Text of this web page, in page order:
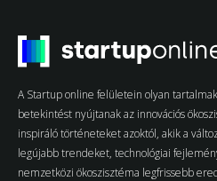
A Startup online felületein olyan
betekintést nyújtanak az innovációs
inspiráló történeteket azoktól, akik a
legújabb trendeket, technológiai
nemzetközi ökoszisztéma legfrissebb